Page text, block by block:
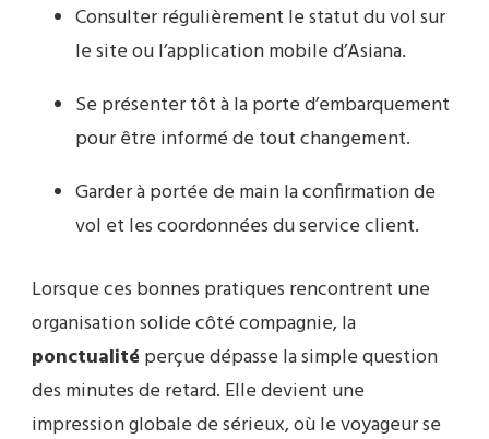
Consulter régulièrement le statut du vol sur
le site ou l’application mobile d’Asiana.
Se présenter tôt à la porte d’embarquement
pour être informé de tout changement.
Garder à portée de main la confirmation de
vol et les coordonnées du service client.
Lorsque ces bonnes pratiques rencontrent une
organisation solide côté compagnie, la
ponctualité perçue dépasse la simple question
des minutes de retard. Elle devient une
impression globale de sérieux, où le voyageur se